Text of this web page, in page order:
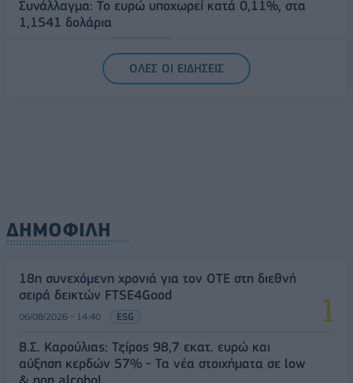
Συνάλλαγμα: Το ευρώ υποχωρεί κατά 0,11%, στα
1,1541 δολάρια
ΟΛΕΣ ΟΙ ΕΙΔΗΣΕΙΣ
ΔΗΜΟΦΙΛΗ
18η συνεχόμενη χρονιά για τον ΟΤΕ στη διεθνή
σειρά δεικτών FTSE4Good
06/08/2026 - 14:40 ESG
Β.Σ. Καρούλιας: Τζίρος 98,7 εκατ. ευρώ και
αύξηση κερδών 57% - Τα νέα στοιχήματα σε low
& non alcohol